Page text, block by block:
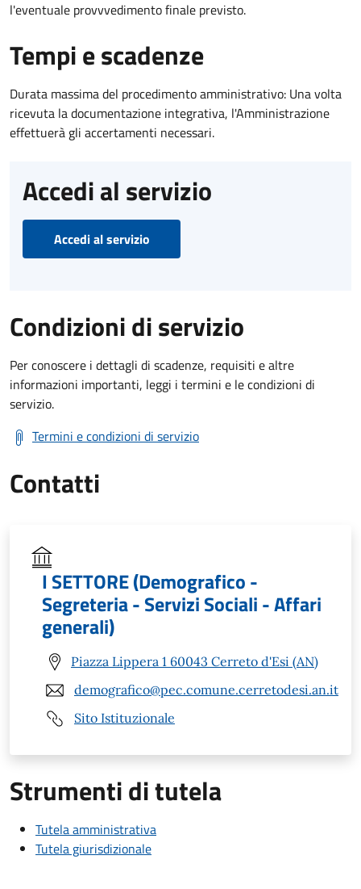
l'eventuale provvvedimento finale previsto.
Tempi e scadenze
Durata massima del procedimento amministrativo: Una volta
ricevuta la documentazione integrativa, l'Amministrazione
effettuerà gli accertamenti necessari.
Accedi al servizio
Accedi al servizio
Condizioni di servizio
Per conoscere i dettagli di scadenze, requisiti e altre
informazioni importanti, leggi i termini e le condizioni di
servizio.
Termini e condizioni di servizio
Contatti
I SETTORE (Demografico -
Segreteria - Servizi Sociali - Affari
generali)
Piazza Lippera 1 60043 Cerreto d'Esi (AN)
demografico@pec.comune.cerretodesi.an.it
Sito Istituzionale
Strumenti di tutela
Tutela amministrativa
Tutela giurisdizionale